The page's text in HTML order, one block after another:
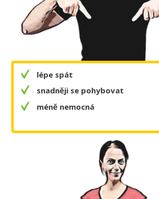
lépe spát
snadněji se pohybovat
méně nemocná